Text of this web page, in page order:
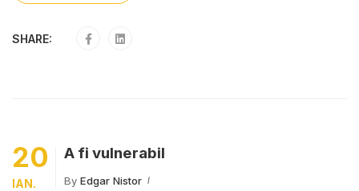
SHARE:
20
IAN.
A fi vulnerabil
By Edgar Nistor